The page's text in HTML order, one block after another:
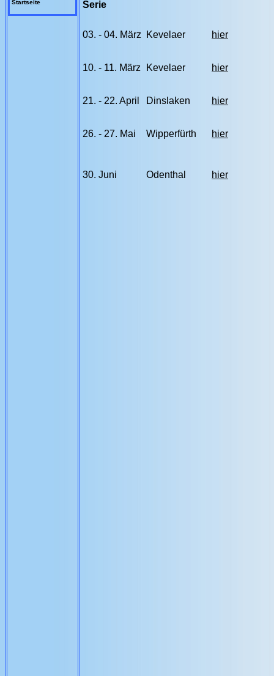
Startseite
Serie
03. - 04. März Kevelaer hier
10. - 11. März Kevelaer hier
21. - 22. April Dinslaken hier
26. - 27. Mai Wipperfürth hier
30. Juni Odenthal hier